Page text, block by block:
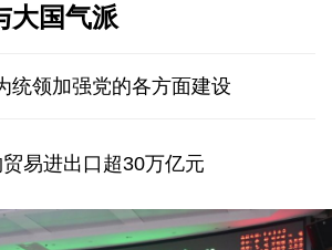
大国气派
统领加强党的各方面建设
易进出口超30万亿元